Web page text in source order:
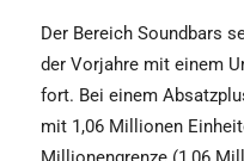
Der Bereich Soundbars
der Vorjahre mit einem
fort. Bei einem
mit 1,06 Millionen